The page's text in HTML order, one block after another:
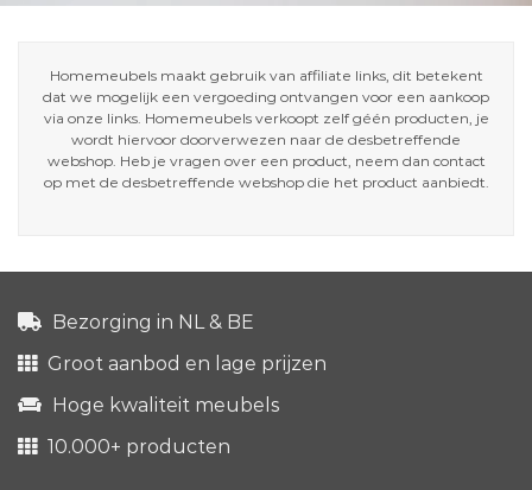
Homemeubels maakt gebruik van affiliate links, dit betekent
dat we mogelijk een vergoeding ontvangen voor een aankoop
via onze links. Homemeubels verkoopt zelf géén producten, je
wordt hiervoor doorverwezen naar de desbetreffende
webshop. Heb je vragen over een product, neem dan contact
op met de desbetreffende webshop die het product aanbiedt.
Bezorging in NL & BE
Groot aanbod en lage prijzen
Hoge kwaliteit meubels
10.000+ producten